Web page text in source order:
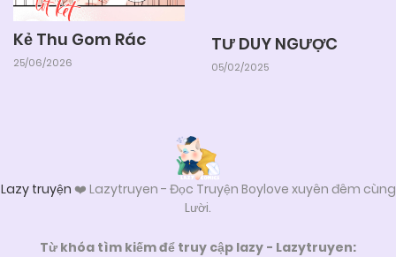
Kẻ Thu Gom Rác
25/06/2026
TƯ DUY NGƯỢC
05/02/2025
Lazy truyện ❤️ Lazytruyen - Đọc Truyện Boylove xuyên đêm cùng
Lười.
Từ khóa tìm kiếm để truy cập lazy - Lazytruyen: